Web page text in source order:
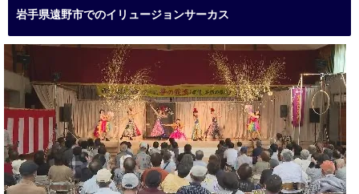
岩手県遠野市でのイリュージョンサーカス